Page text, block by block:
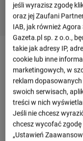
jeśli wyrazisz zgodę
oraz jej Zaufani
IAB, jak również
Gazeta.pl sp. z o.o.,
takie jak adresy IP,
cookie lub inne
marketingowych, w
reklam
swoich serwisach,
treści w nich
Jeśli nie chcesz
chcesz wycofać
„Ustawień